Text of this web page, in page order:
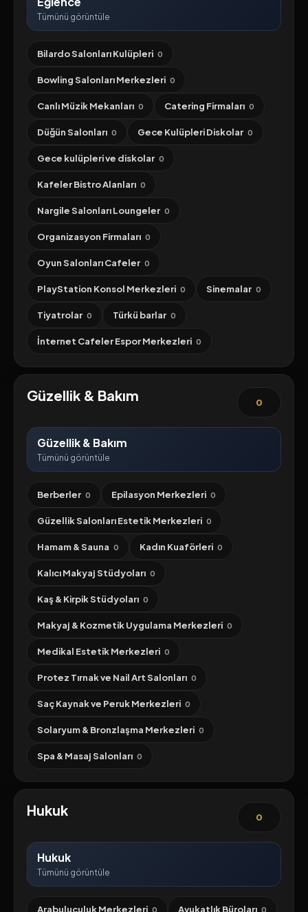
Tümünü görüntüle
Bilardo Salonları Kulüpleri 0
Bowling Salonları Merkezleri 0
Canlı Müzik Mekanları 0 Catering Firmaları 0
Düğün Salonları 0 Gece Kulüpleri Diskolar 0
Gece kulüpleri ve diskolar 0
Kafeler Bistro Alanları 0
Nargile Salonları Loungeler 0
Organizasyon Firmaları 0
Oyun Salonları Cafeler 0
PlayStation Konsol Merkezleri 0 Sinemalar 0
Tiyatrolar 0 Türkü barlar 0
İnternet Cafeler Espor Merkezleri 0
Güzellik & Bakım 0
Güzellik & Bakım
Tümünü görüntüle
Berberler 0 Epilasyon Merkezleri 0
Güzellik Salonları Estetik Merkezleri 0
Hamam & Sauna 0 Kadın Kuaförleri 0
Kalıcı Makyaj Stüdyoları 0
Kaş & Kirpik Stüdyoları 0
Makyaj & Kozmetik Uygulama Merkezleri 0
Medikal Estetik Merkezleri 0
Protez Tırnak ve Nail Art Salonları 0
Saç Kaynak ve Peruk Merkezleri 0
Solaryum & Bronzlaşma Merkezleri 0
Spa & Masaj Salonları 0
Hukuk 0
Hukuk
Tümünü görüntüle
Arabuluculuk Merkezleri 0 Avukatlık Büroları 0